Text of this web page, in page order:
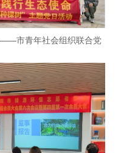
——市青年社会组织联合党